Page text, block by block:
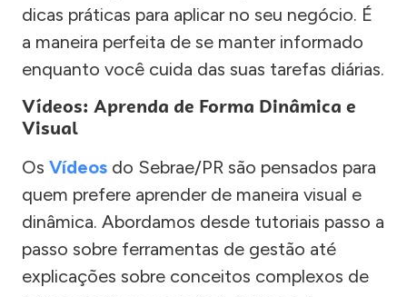
dicas práticas para aplicar no seu negócio. É
a maneira perfeita de se manter informado
enquanto você cuida das suas tarefas diárias.
Vídeos: Aprenda de Forma Dinâmica e
Visual
Os Vídeos do Sebrae/PR são pensados para
quem prefere aprender de maneira visual e
dinâmica. Abordamos desde tutoriais passo a
passo sobre ferramentas de gestão até
explicações sobre conceitos complexos de